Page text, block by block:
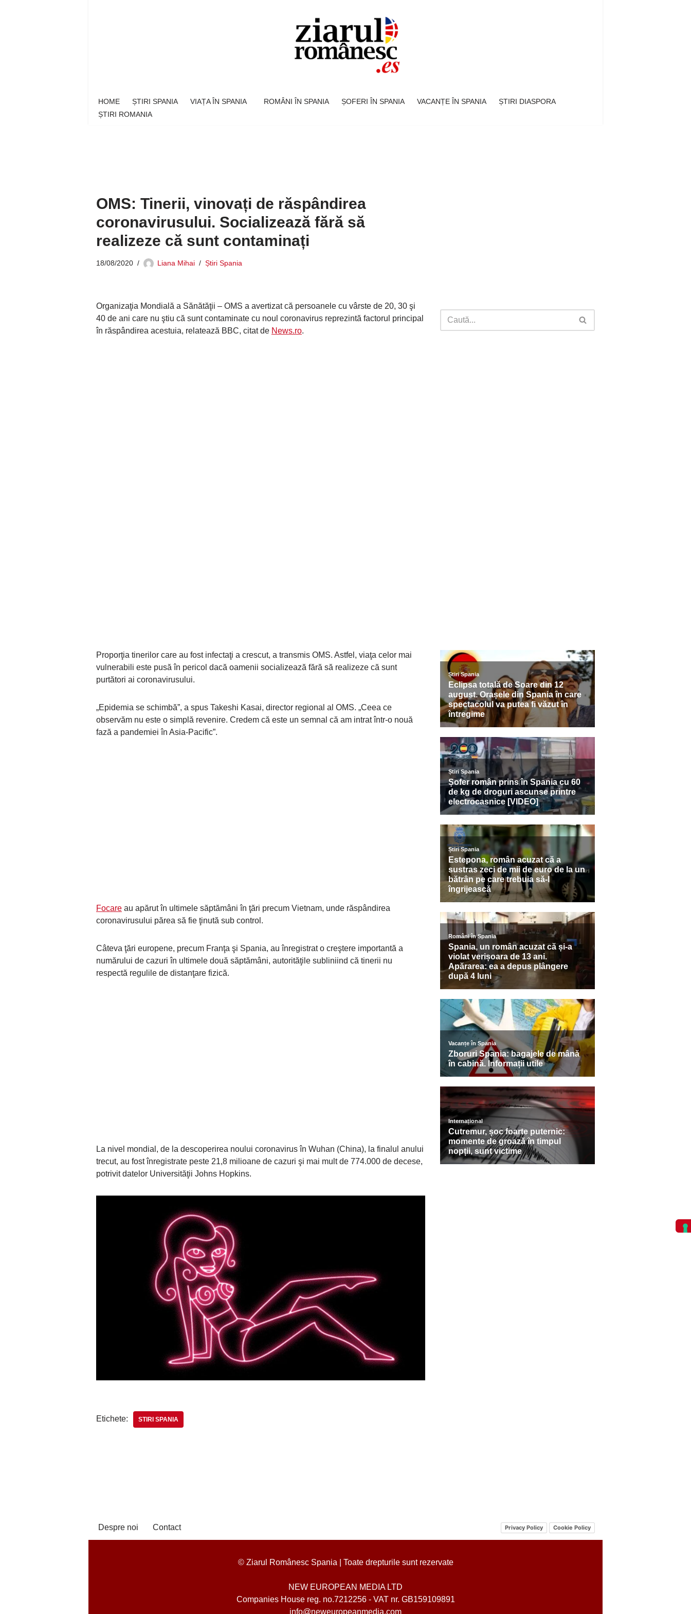
HOME ȘTIRI SPANIA VIAȚA ÎN SPANIA ROMÂNI ÎN SPANIA ȘOFERI ÎN SPANIA VACANȚE ÎN SPANIA
ȘTIRI DIASPORA
ȘTIRI ROMANIA
OMS: Tinerii, vinovați de răspândirea
coronavirusului. Socializează fără să
realizeze că sunt contaminați
18/08/2020 Liana Mihai Știri Spania
Organizaţia Mondială a Sănătăţii – OMS a avertizat că persoanele cu vârste de 20, 30 şi
40 de ani care nu ştiu că sunt contaminate cu noul coronavirus reprezintă factorul principal
în răspândirea acestuia, relatează BBC, citat de News.ro.
Proporţia tinerilor care au fost infectaţi a crescut, a transmis OMS. Astfel, viaţa celor mai
vulnerabili este pusă în pericol dacă oamenii socializează fără să realizeze că sunt
purtători ai coronavirusului.
„Epidemia se schimbă”, a spus Takeshi Kasai, director regional al OMS. „Ceea ce
observăm nu este o simplă revenire. Credem că este un semnal că am intrat într-o nouă
fază a pandemiei în Asia-Pacific”.
Focare au apărut în ultimele săptămâni în ţări precum Vietnam, unde răspândirea
coronavirusului părea să fie ţinută sub control.
Câteva ţări europene, precum Franţa şi Spania, au înregistrat o creştere importantă a
numărului de cazuri în ultimele două săptămâni, autorităţile subliniind că tinerii nu
respectă regulile de distanţare fizică.
La nivel mondial, de la descoperirea noului coronavirus în Wuhan (China), la finalul anului
trecut, au fost înregistrate peste 21,8 milioane de cazuri şi mai mult de 774.000 de decese,
potrivit datelor Universităţii Johns Hopkins.
Etichete: STIRI SPANIA
Despre noi Contact Privacy Policy Cookie Policy
© Ziarul Românesc Spania | Toate drepturile sunt rezervate
NEW EUROPEAN MEDIA LTD
Companies House reg. no.7212256 - VAT nr. GB159109891
info@neweuropeanmedia.com